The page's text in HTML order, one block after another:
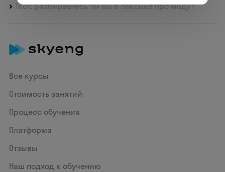
Тест: разбираетесь ли вы в лексике про моду?
Все курсы
Стоимость занятий
Процесс обучения
Платформа
Отзывы
Наш подход к обучению